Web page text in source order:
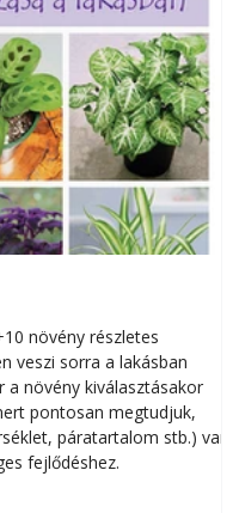
növény részletes
veszi sorra a lakásban
a növény kiválasztásakor
pontosan megtudjuk,
páratartalom stb.) van
fejlődéshez.